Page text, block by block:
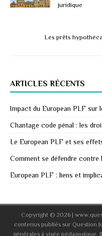
juridique
Les prêts
ARTICLES RÉCENTS
Impact du European PLF sur
Chantage code pénal : les
Le European PLF et ses
Comment se défendre contre
European PLF : liens et
Copyright © 2026 |
contenus publiés sur Question
générales à visée